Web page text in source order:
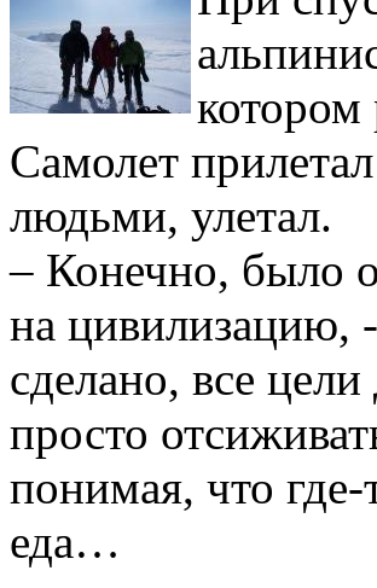
котором
Самолет
людьми, улетал.
– Конечно, было
на цивилизацию,
сделано, все
просто
понимая, что где-
еда…